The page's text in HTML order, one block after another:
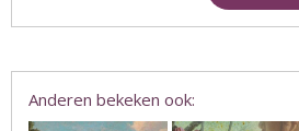
Anderen bekeken ook: